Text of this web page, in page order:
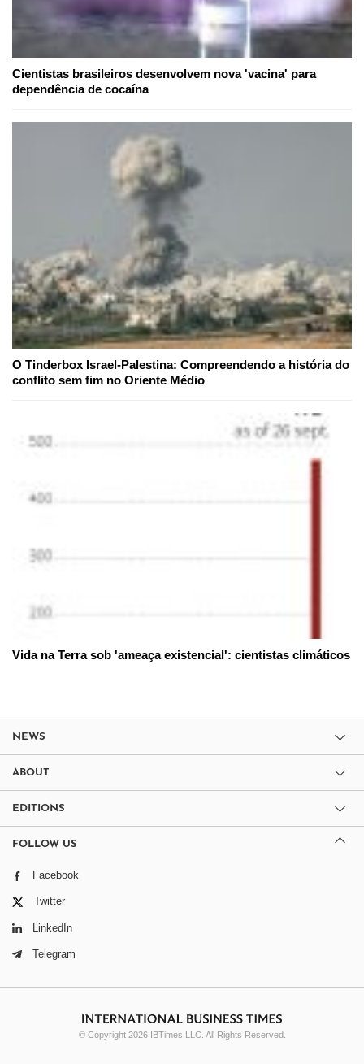
Cientistas brasileiros desenvolvem nova 'vacina' para
dependência de cocaína
O Tinderbox Israel-Palestina: Compreendendo a história do
conflito sem fim no Oriente Médio
Vida na Terra sob 'ameaça existencial': cientistas climáticos
NEWS
ABOUT
EDITIONS
FOLLOW US
Facebook
Twitter
LinkedIn
Telegram
© Copyright 2026 IBTimes LLC. All Rights Reserved.